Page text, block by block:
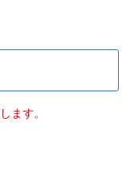
ます。